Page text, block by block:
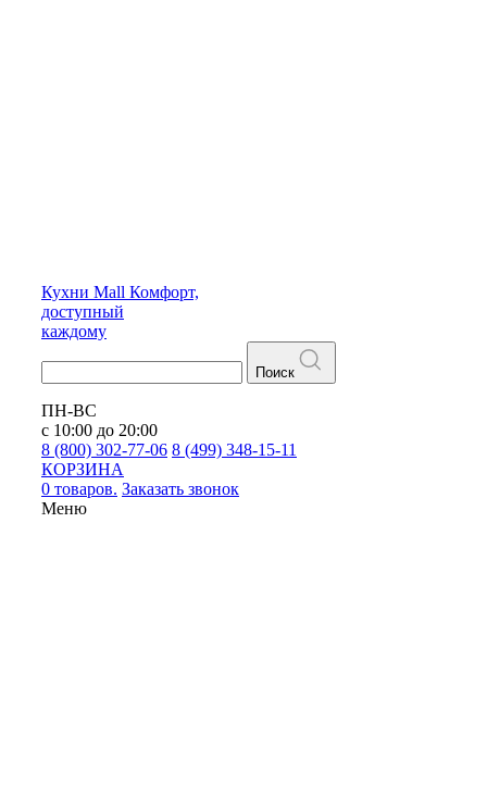
Кухни Mall Комфорт,
доступный
каждому
Поиск
ПН-ВС
с 10:00 до 20:00
8 (800) 302-77-06 8 (499) 348-15-11
КОРЗИНА
0 товаров. Заказать звонок
Меню